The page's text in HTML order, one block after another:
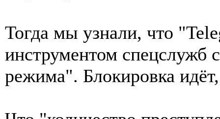
Тогда мы узнали, что
инструментом спецслужб
режима". Блокировка